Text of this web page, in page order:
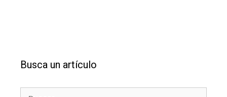
Busca un artículo